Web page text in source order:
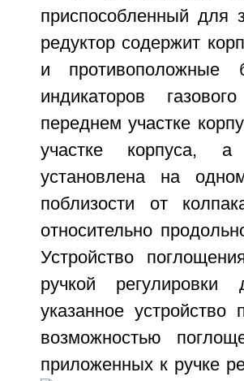
приспособленный для
редуктор содержит
и противоположные
индикаторов
переднем участке
участке корпуса, а
установлена на
поблизости от
относительно
Устройство
ручкой
указанное
возможностью
приложенных к ручке